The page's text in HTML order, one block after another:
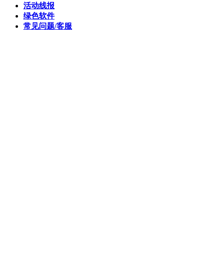
活动线报
绿色软件
常见问题/客服